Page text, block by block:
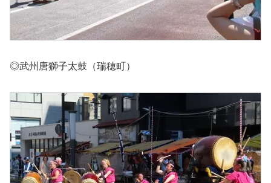
◎武州唐獅子太鼓（瑞穂町）